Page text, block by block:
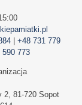
| +48 731 779
590 773
2, 81-720 Sopot